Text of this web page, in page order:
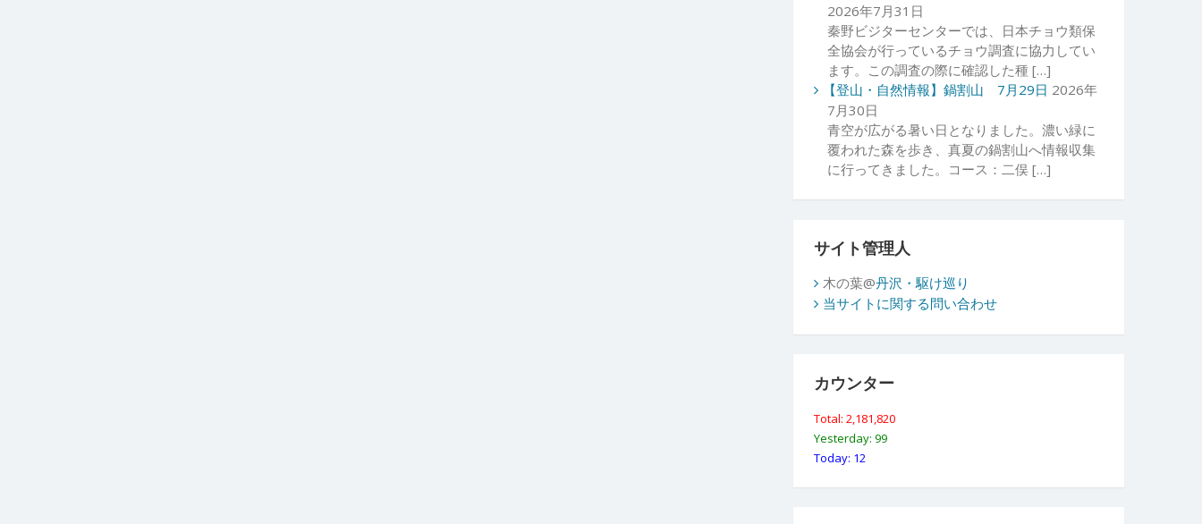
2026年7月31日
秦野ビジターセンターでは、日本チョウ類保
全協会が行っているチョウ調査に協力してい
ます。この調査の際に確認した種 […]
【登山・自然情報】鍋割山 7月29日 2026年
7月30日
青空が広がる暑い日となりました。濃い緑に
覆われた森を歩き、真夏の鍋割山へ情報収集
に行ってきました。コース：二俣 […]
サイト管理人
木の葉@丹沢・駆け巡り
当サイトに関する問い合わせ
カウンター
Total: 2,181,820
Yesterday: 99
Today: 12